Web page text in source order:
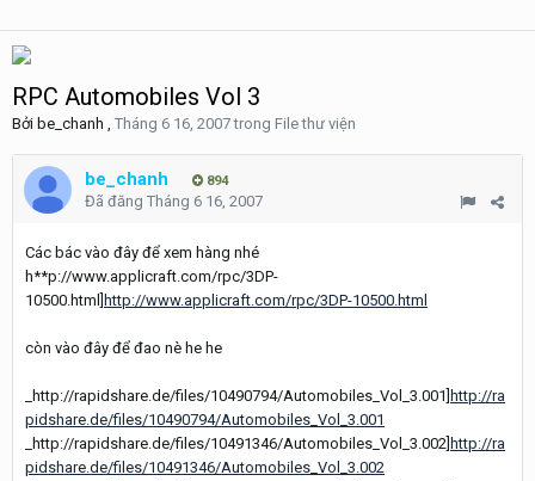
RPC Automobiles Vol 3
Bởi be_chanh , Tháng 6 16, 2007trong File thư viện
be_chanh 894
Đã đăng Tháng 6 16, 2007
Các bác vào đây để xem hàng nhé
h**p://www.applicraft.com/rpc/3DP-
10500.html] http://www.applicraft.com/rpc/3DP-10500.html
còn vào đây để đao nè he he
_http://rapidshare.de/files/10490794/Automobiles_Vol_3.001] http://ra
pidshare.de/files/10490794/Automobiles_Vol_3.001
_http://rapidshare.de/files/10491346/Automobiles_Vol_3.002] http://ra
pidshare.de/files/10491346/Automobiles_Vol_3.002